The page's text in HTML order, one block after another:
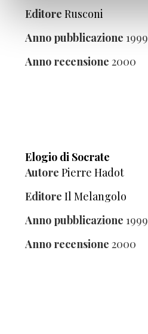
Editore Rusconi
Anno pubblicazione 1999
Anno recensione 2000
Elogio di Socrate
Autore Pierre Hadot
Editore Il Melangolo
Anno pubblicazione 1999
Anno recensione 2000